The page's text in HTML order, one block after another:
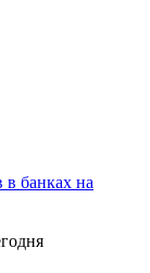
банках на